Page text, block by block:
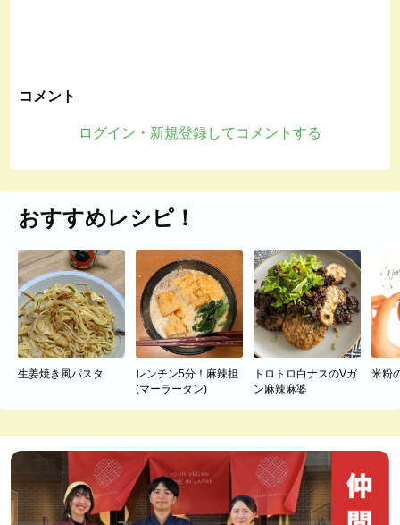
コメント
ログイン・新規登録してコメントする
おすすめレシピ！
生姜焼き風パスタ
レンチン5分！麻辣担
(マーラータン)
トロトロ白ナスのVガ
ン麻辣麻婆
米粉